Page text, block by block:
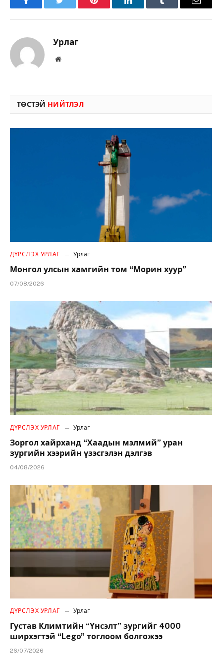
FacebookTwitter Pinterest LinkedInTumblr Имэйл
Урлаг
Вэбсайт
ТӨСТЭЙ НИЙТЛЭЛ
ДҮРСЛЭХ УРЛАГ Урлаг
Монгол улсын хамгийн том “Морин хуур”
07/08/2026
ДҮРСЛЭХ УРЛАГ Урлаг
Зоргол хайрханд “Хаадын мэлмий” уран
зургийн хээрийн үзэсгэлэн дэлгэв
04/08/2026
ДҮРСЛЭХ УРЛАГ Урлаг
Густав Климтийн “Үнсэлт” зургийг 4000
ширхэгтэй “Lego” тоглоом болгожээ
26/07/2026